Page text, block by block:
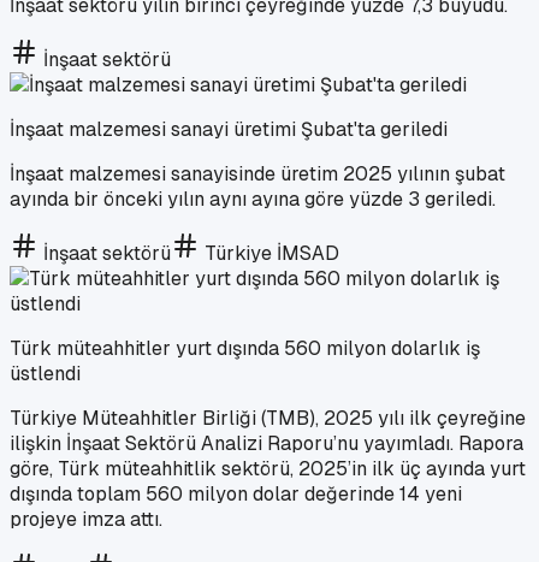
İnşaat sektörü yılın birinci çeyreğinde yüzde 7,3 büyüdü.
İnşaat sektörü
İnşaat malzemesi sanayi üretimi Şubat'ta geriledi
İnşaat malzemesi sanayisinde üretim 2025 yılının şubat
ayında bir önceki yılın aynı ayına göre yüzde 3 geriledi.
İnşaat sektörü Türkiye İMSAD
Türk müteahhitler yurt dışında 560 milyon dolarlık iş
üstlendi
Türkiye Müteahhitler Birliği (TMB), 2025 yılı ilk çeyreğine
ilişkin İnşaat Sektörü Analizi Raporu’nu yayımladı. Rapora
göre, Türk müteahhitlik sektörü, 2025’in ilk üç ayında yurt
dışında toplam 560 milyon dolar değerinde 14 yeni
projeye imza attı.